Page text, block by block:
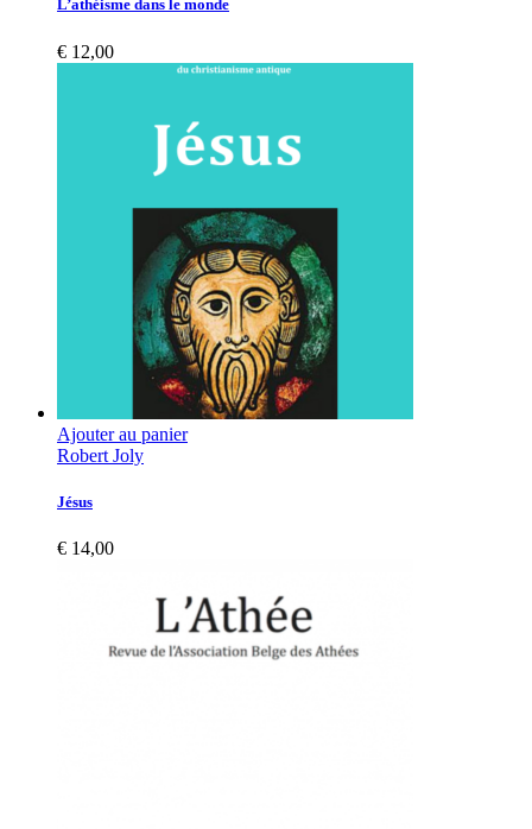
L’athéisme dans le monde
€ 12,00
Ajouter au panier
Robert Joly
Jésus
€ 14,00